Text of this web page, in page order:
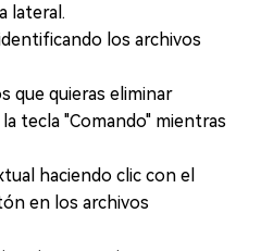
lateral.
los archivos
que quieras eliminar
tecla "Comando" mientras
haciendo clic con el
en los archivos